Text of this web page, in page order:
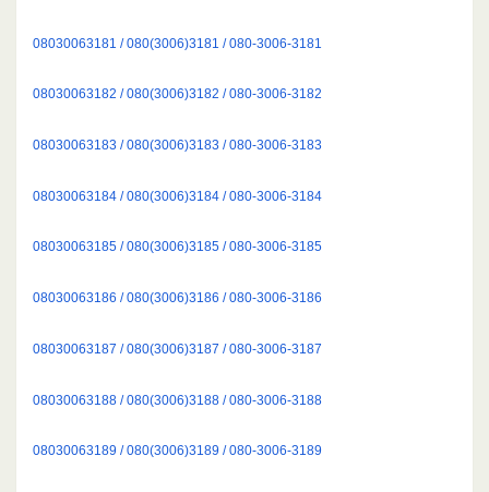
08030063181 / 080(3006)3181 / 080-3006-3181
08030063182 / 080(3006)3182 / 080-3006-3182
08030063183 / 080(3006)3183 / 080-3006-3183
08030063184 / 080(3006)3184 / 080-3006-3184
08030063185 / 080(3006)3185 / 080-3006-3185
08030063186 / 080(3006)3186 / 080-3006-3186
08030063187 / 080(3006)3187 / 080-3006-3187
08030063188 / 080(3006)3188 / 080-3006-3188
08030063189 / 080(3006)3189 / 080-3006-3189